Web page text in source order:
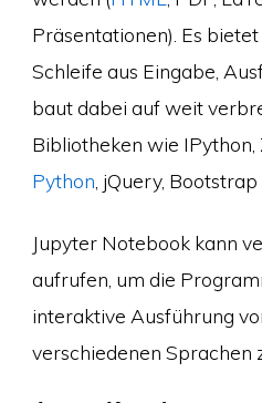
Präsentationen). Es
Schleife aus Eingabe,
baut dabei auf weit
Bibliotheken wie IPython,
Python , jQuery,
Jupyter Notebook kann
aufrufen, um die
interaktive Ausführung
verschiedenen Sprachen